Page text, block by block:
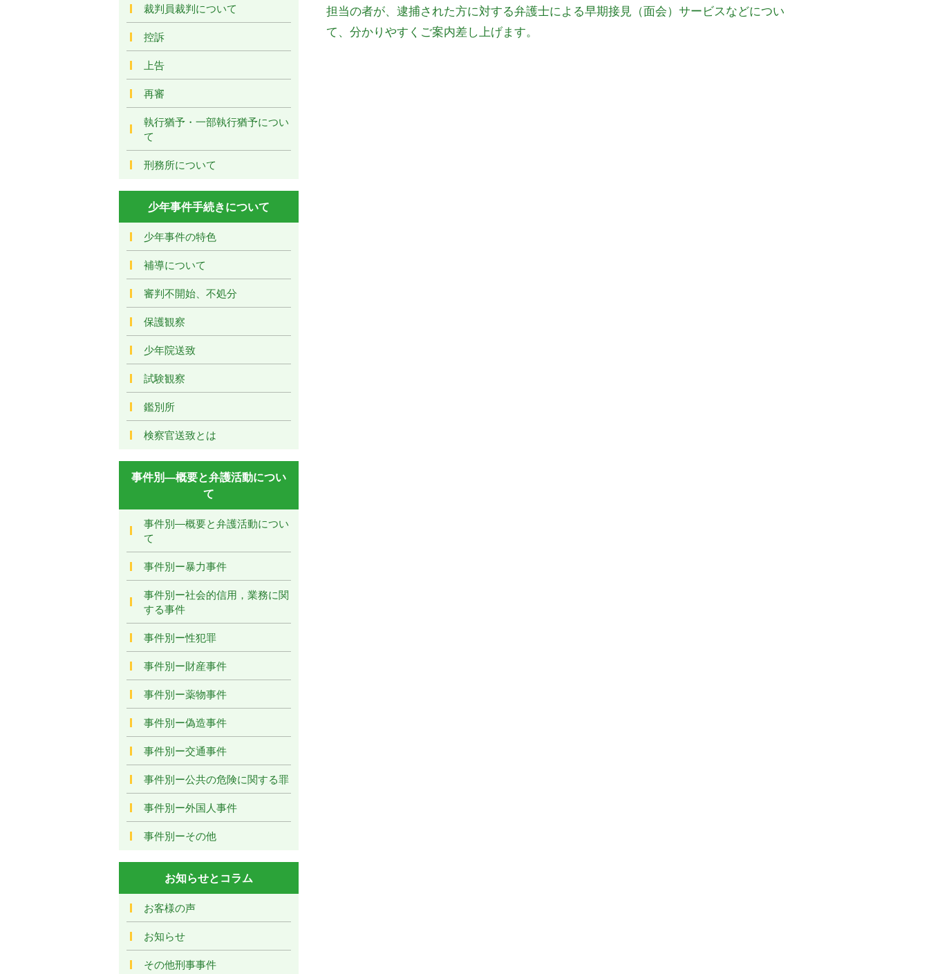
担当の者が、逮捕された方に対する弁護士による早期接見（面会）サービスなどについ
て、分かりやすくご案内差し上げます。
裁判員裁判について
控訴
上告
再審
執行猶予・一部執行猶予につい
て
刑務所について
少年事件手続きについて
少年事件の特色
補導について
審判不開始、不処分
保護観察
少年院送致
試験観察
鑑別所
検察官送致とは
事件別―概要と弁護活動につい
て
事件別―概要と弁護活動につい
て
事件別ー暴力事件
事件別ー社会的信用，業務に関
する事件
事件別ー性犯罪
事件別ー財産事件
事件別ー薬物事件
事件別ー偽造事件
事件別ー交通事件
事件別ー公共の危険に関する罪
事件別ー外国人事件
事件別ーその他
お知らせとコラム
お客様の声
お知らせ
その他刑事事件